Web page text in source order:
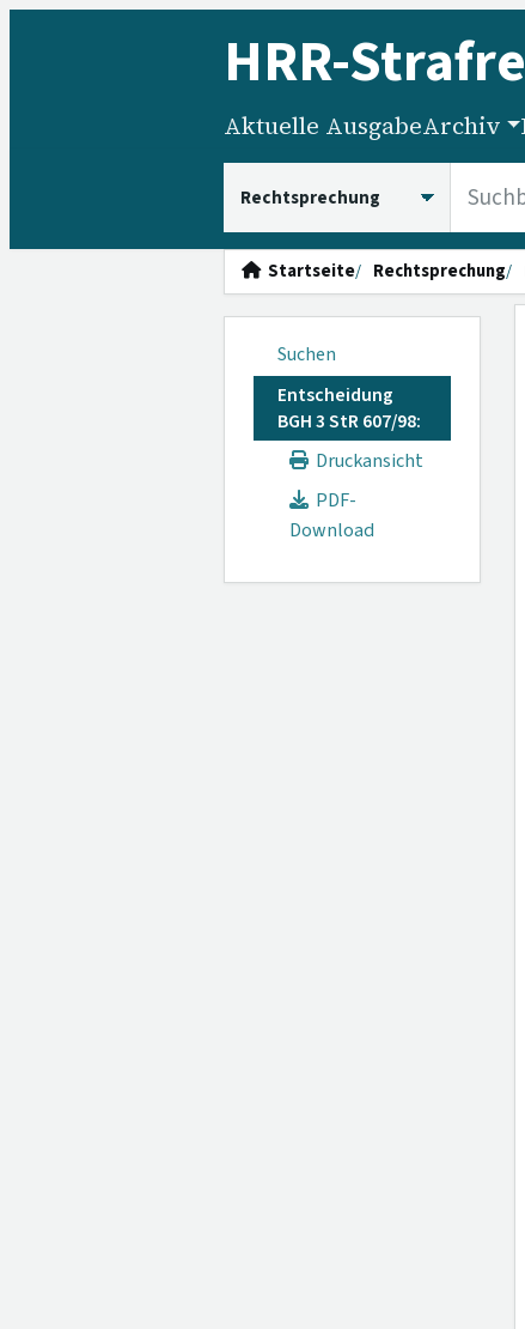
HRR-
Aktuelle AusgabeArchiv
Startseite Rechtsprechung
Suchen
Entscheidung
BGH 3 StR 607/98:
Druckansicht
PDF-
Download